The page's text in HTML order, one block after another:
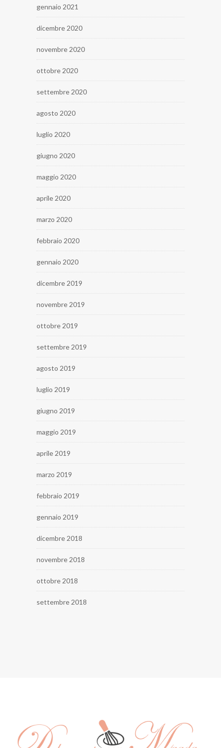
gennaio 2021
dicembre 2020
novembre 2020
ottobre 2020
settembre 2020
agosto 2020
luglio 2020
giugno 2020
maggio 2020
aprile 2020
marzo 2020
febbraio 2020
gennaio 2020
dicembre 2019
novembre 2019
ottobre 2019
settembre 2019
agosto 2019
luglio 2019
giugno 2019
maggio 2019
aprile 2019
marzo 2019
febbraio 2019
gennaio 2019
dicembre 2018
novembre 2018
ottobre 2018
settembre 2018